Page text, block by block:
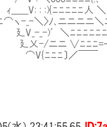
: :){ﾆﾆﾆﾆﾆ人 ＼
､ニニニニ＼ﾆ
ﾆﾆﾆﾆﾆﾆﾆﾆ
ニ ∨ﾆﾆﾆ
ﾆﾆ〕／￣￣